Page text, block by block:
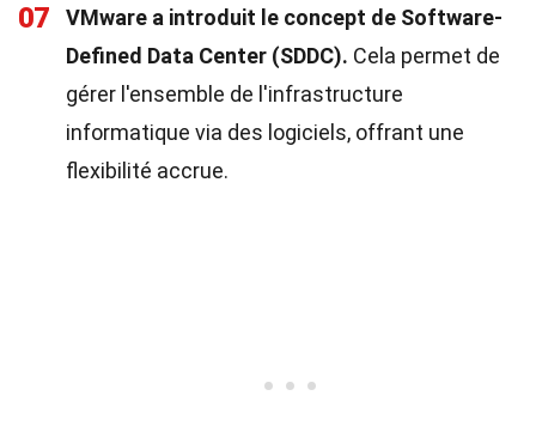
07
VMware a introduit le concept de Software-
Defined Data Center (SDDC). Cela permet de
gérer l'ensemble de l'infrastructure
informatique via des logiciels, offrant une
flexibilité accrue.